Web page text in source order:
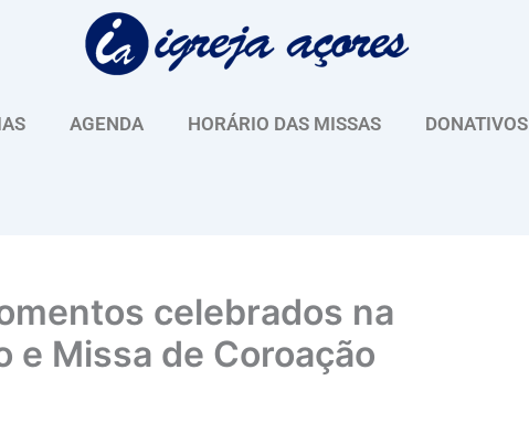
AGENDA HORÁRIO DAS MISSAS DONATIVOS
celebrados na
e Missa de Coroação